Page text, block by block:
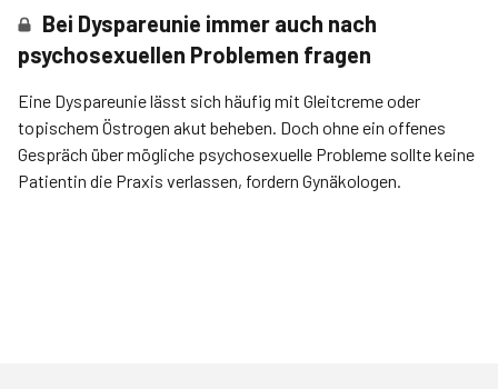
Bei Dyspareunie immer auch nach
psychosexuellen Problemen fragen
Eine Dyspareunie lässt sich häufig mit Gleitcreme oder
topischem Östrogen akut beheben. Doch ohne ein offenes
Gespräch über mögliche psychosexuelle Probleme sollte keine
Patientin die Praxis verlassen, fordern Gynäkologen.